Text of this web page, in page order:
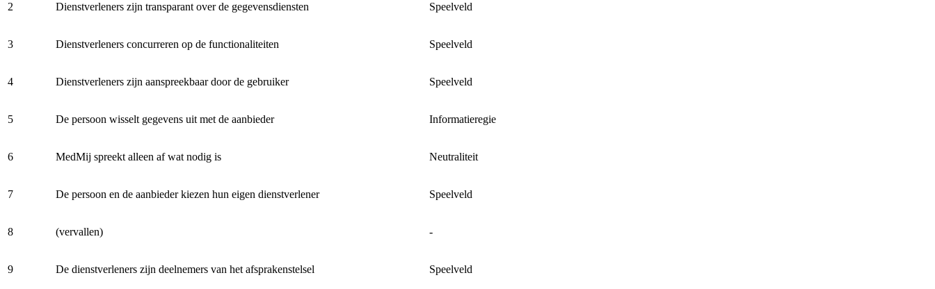
2 Dienstverleners zijn transparant over de gegevensdiensten Speelveld
3 Dienstverleners concurreren op de functionaliteiten Speelveld
4 Dienstverleners zijn aanspreekbaar door de gebruiker Speelveld
5 De persoon wisselt gegevens uit met de aanbieder Informatieregie
6 MedMij spreekt alleen af wat nodig is Neutraliteit
7 De persoon en de aanbieder kiezen hun eigen dienstverlener Speelveld
8 (vervallen) -
9 De dienstverleners zijn deelnemers van het afsprakenstelsel Speelveld